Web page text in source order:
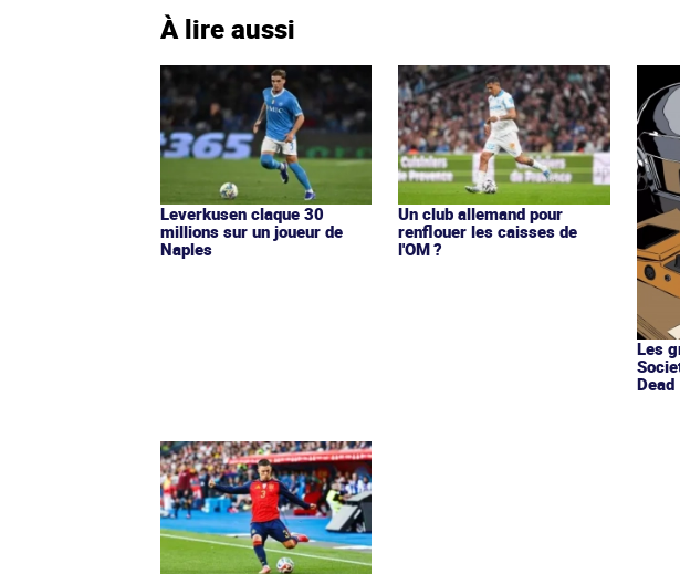
À lire aussi
Leverkusen claque 30
millions sur un joueur de
Naples
Un club allemand pour
renflouer les caisses de
l'OM ?
Les
Dead